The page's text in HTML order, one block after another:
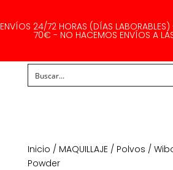
ENVÍOS 24/72 HORAS (DÍAS LABORABLES)
70€ - NO HACEMOS ENVÍOS A
Inicio / MAQUILLAJE/ Polvos /
Powder